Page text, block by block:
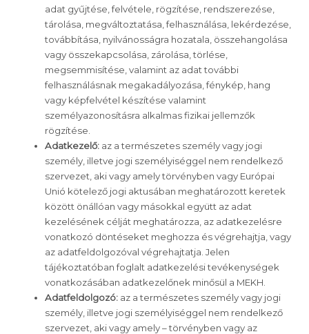
adat gyűjtése, felvétele, rögzítése, rendszerezése,
tárolása, megváltoztatása, felhasználása, lekérdezése,
továbbítása, nyilvánosságra hozatala, összehangolása
vagy összekapcsolása, zárolása, törlése,
megsemmisítése, valamint az adat további
felhasználásnak megakadályozása, fénykép, hang
vagy képfelvétel készítése valamint
személyazonosításra alkalmas fizikai jellemzők
rögzítése.
Adatkezelő: az a természetes személy vagy jogi
személy, illetve jogi személyiséggel nem rendelkező
szervezet, aki vagy amely törvényben vagy Európai
Unió kötelező jogi aktusában meghatározott keretek
között önállóan vagy másokkal együtt az adat
kezelésének célját meghatározza, az adatkezelésre
vonatkozó döntéseket meghozza és végrehajtja, vagy
az adatfeldolgozóval végrehajtatja. Jelen
tájékoztatóban foglalt adatkezelési tevékenységek
vonatkozásában adatkezelőnek minősül a MEKH.
Adatfeldolgozó: az a természetes személy vagy jogi
személy, illetve jogi személyiséggel nem rendelkező
szervezet, aki vagy amely – törvényben vagy az